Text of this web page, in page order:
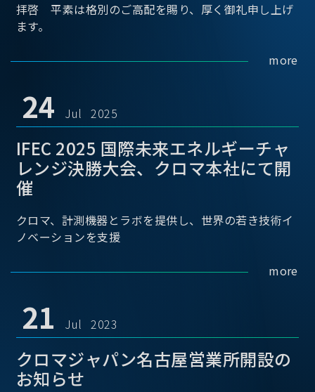
拝啓 平素は格別のご高配を賜り、厚く御礼申し上げ
ます。
more
24 Jul 2025
IFEC 2025 国際未来エネルギーチャ
レンジ決勝大会、クロマ本社にて開
催
クロマ、計測機器とラボを提供し、世界の若き技術イ
ノベーションを支援
more
21 Jul 2023
クロマジャパン名古屋営業所開設の
お知らせ